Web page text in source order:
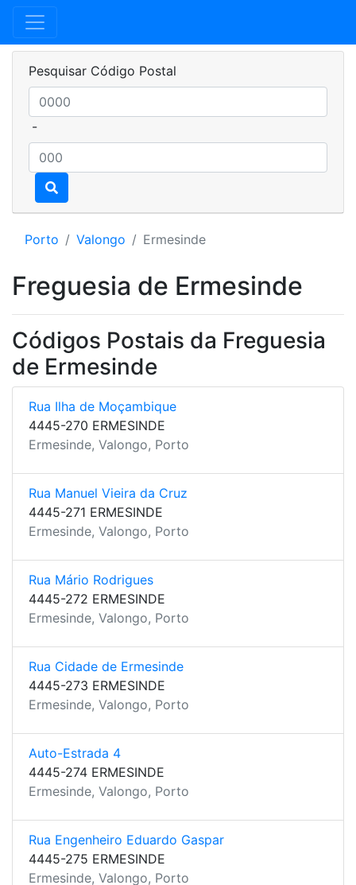
Pesquisar Código Postal
-
Porto Valongo Ermesinde
Freguesia de Ermesinde
Códigos Postais da Freguesia
de Ermesinde
Rua Ilha de Moçambique
4445-270 ERMESINDE
Ermesinde, Valongo, Porto
Rua Manuel Vieira da Cruz
4445-271 ERMESINDE
Ermesinde, Valongo, Porto
Rua Mário Rodrigues
4445-272 ERMESINDE
Ermesinde, Valongo, Porto
Rua Cidade de Ermesinde
4445-273 ERMESINDE
Ermesinde, Valongo, Porto
Auto-Estrada 4
4445-274 ERMESINDE
Ermesinde, Valongo, Porto
Rua Engenheiro Eduardo Gaspar
4445-275 ERMESINDE
Ermesinde, Valongo, Porto